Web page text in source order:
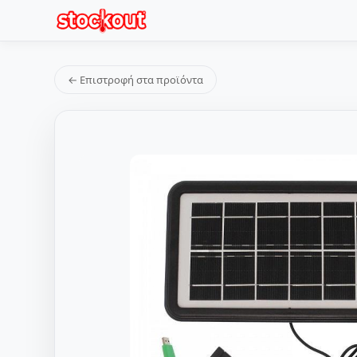
← Επιστροφή στα προϊόντα